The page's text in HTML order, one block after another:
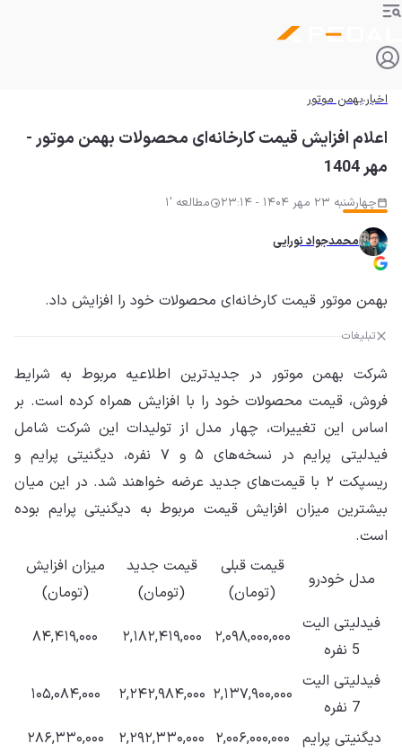
اخباربهمن موتور
اعلام افزایش قیمت کارخانه‌ای محصولات بهمن موتور -
مهر 1404
چهارشنبه 23 مهر 1404 - 23:14 مطالعه '1
محمدجواد نورایی
بهمن موتور قیمت کارخانه‌ای محصولات خود را افزایش داد.
تبلیغات
شرکت بهمن موتور در جدیدترین اطلاعیه مربوط به شرایط
فروش، قیمت محصولات خود را با افزایش همراه کرده است. بر
اساس این تغییرات، چهار مدل از تولیدات این شرکت شامل
فیدلیتی پرایم در نسخه‌های ۵ و ۷ نفره، دیگنیتی پرایم و
ریسپکت ۲ با قیمت‌های جدید عرضه خواهند شد. در این میان
بیشترین میزان افزایش قیمت مربوط به دیگنیتی پرایم بوده
است.
مدل خودرو
قیمت قبلی
(تومان)
قیمت جدید
(تومان)
میزان افزایش
(تومان)
فیدلیتی الیت
5 نفره
۲,۰۹۸,۰۰۰,۰۰۰ ۲,۱۸۲,۴۱۹,۰۰۰ ۸۴,۴۱۹,۰۰۰
فیدلیتی الیت
7 نفره
۲,۱۳۷,۹۰۰,۰۰۰ ۲,۲۴۲,۹۸۴,۰۰۰ ۱۰۵,۰۸۴,۰۰۰
دیگنیتی پرایم ۲,۰۰۶,۰۰۰,۰۰۰ ۲,۲۹۲,۳۳۰,۰۰۰
۲۸۶,۳۳۰,۰۰۰